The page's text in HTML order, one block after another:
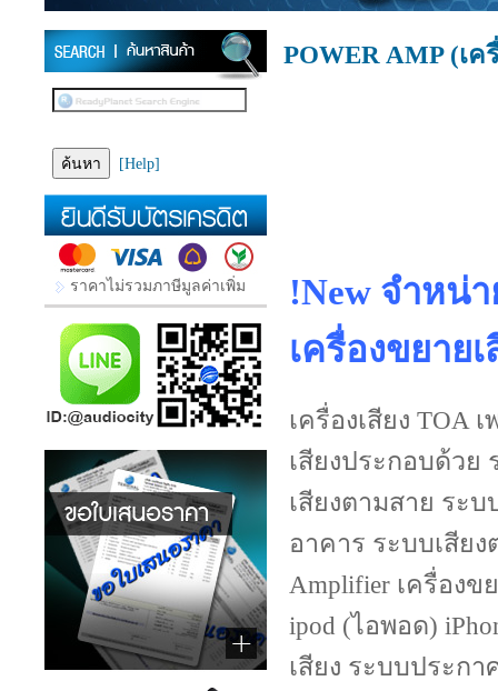
[Help]
ราคาไม่รวมภาษีมูลค่าเพิ่ม
POWER AMP (เค
!New จำหน่
เครื่องขยาย
เครื่องเสียง TOA
เสียงประกอบด้วย
เสียงตามสาย ระบ
อาคาร ระบบเสียง
Amplifier เครื่องข
ipod (ไอพอด)
เสียง ระบบประกา